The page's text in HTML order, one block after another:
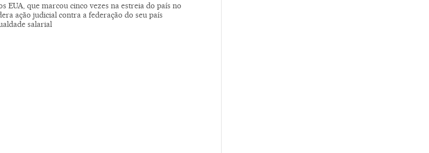
EUA, que marcou cinco vezes na estreia do país no
ação judicial contra a federação do seu país
salarial